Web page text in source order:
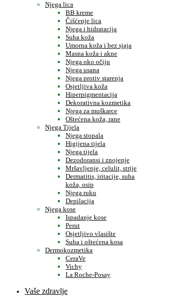
Njega lica
BB kreme
Čišćenje lica
Njega i hidratacija
Suha koža
Umorna koža i bez sjaja
Masna koža i akne
Njega oko očiju
Njega usana
Njega protiv starenja
Osjetljiva koža
Hiperpigmentacija
Dekorativna kozmetika
Njega za muškarce
Oštećena koža, rane
Njega Tijela
Njega stopala
Higijena tijela
Njega tijela
Dezodoransi i znojenje
Mršavljenje, celulit, strije
Dermatitis, iritacije, suha
koža, osip
Njega ruku
Depilacija
Njega kose
Ispadanje kose
Perut
Osjetljivo vlasište
Suha i oštećena kosa
Dermokozmetika
CeraVe
Vichy
La Roche-Posay
Vaše zdravlje